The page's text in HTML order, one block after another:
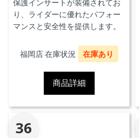
保護インサートが装備されてお
り、ライダーに優れたパフォー
マンスと安全性を提供します。
福岡店 在庫状況 在庫あり
商品詳細
36